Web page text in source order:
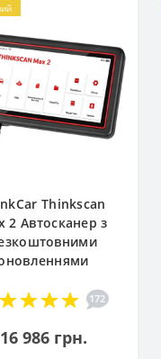
Thinkscan
2 Автосканер з
172
16 986 грн.